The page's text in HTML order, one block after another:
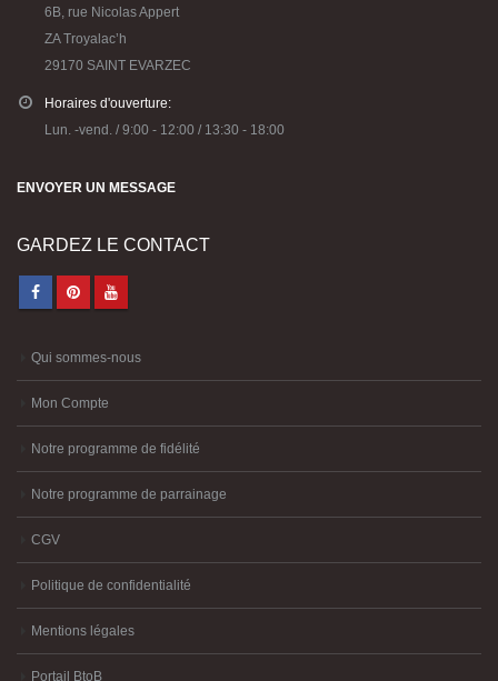
ZA Troyalac’h
29170 SAINT EVARZEC
Lun. -vend. / 9:00 - 12:00 / 13:30 - 18:00
Mon Compte
Notre programme de fidélité
Notre programme de parrainage
CGV
Politique de confidentialité
Mentions légales
Portail BtoB